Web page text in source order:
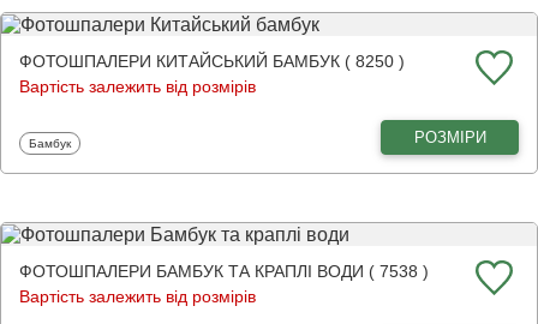
ФОТОШПАЛЕРИ КИТАЙСЬКИЙ БАМБУК ( 8250 )
Вартість залежить від розмірів
Фотошпалери
Бамбук РОЗМІРИ
ФОТОШПАЛЕРИ БАМБУК ТА КРАПЛІ ВОДИ ( 7538 )
Вартість залежить від розмірів